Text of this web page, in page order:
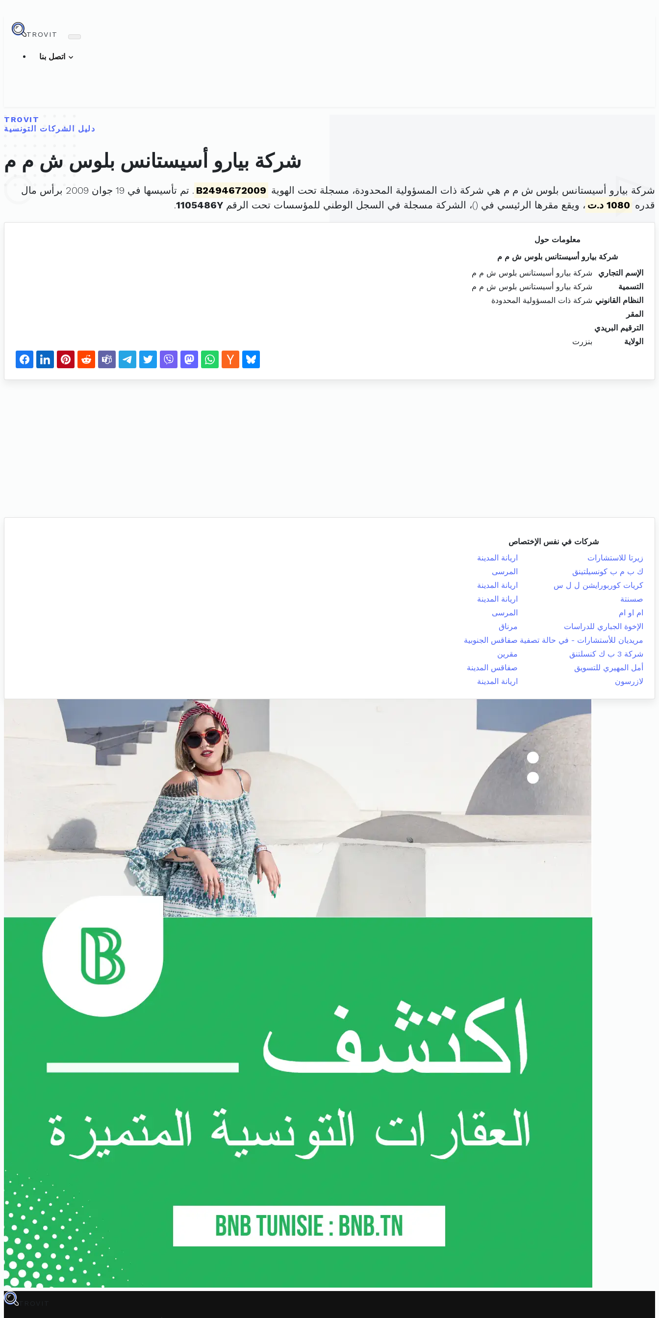
TROVIT
TROVIT
دليل الشركات التونسية
شركة بيارو أسيستانس بلوس ش م م
شركة بيارو أسيستانس بلوس ش م م هي شركة ذات المسؤولية المحدودة، مسجلة تحت الهوية B2494672009
. تم تأسيسها في 19 جوان 2009 برأس مال
قدره 1080 د.ت ، ويقع مقرها الرئيسي في ()، الشركة مسجلة في السجل الوطني للمؤسسات تحت الرقم 1105486Y
.
معلومات حول
شركة بيارو أسيستانس بلوس ش م م
الإسم التجاري
شركة بيارو أسيستانس بلوس ش م م
التسمية
شركة بيارو أسيستانس بلوس ش م م
النظام القانوني شركة ذات المسؤولية المحدودة
المقر
الترقيم البريدي
الولاية
بنزرت
شركات في نفس الإختصاص
زيرتا للاستشارات
اريانة المدينة
ك ب م ب كونسيلتينق
المرسى
كريات كوربورايشن ل ل س
اريانة المدينة
صسنتة
اريانة المدينة
ام او ام
المرسى
الإخوة الجباري للدراسات
مرناق
مريديان للأستشارات - في حالة تصفية صفاقس الجنوبية
شركة 3 ب ك كنسلتنق
مقرين
أمل المهيري للتسويق
صفاقس المدينة
لازرسون
اريانة المدينة
TROVIT